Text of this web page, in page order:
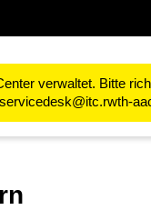
verwaltet. Bitte
Persönliche